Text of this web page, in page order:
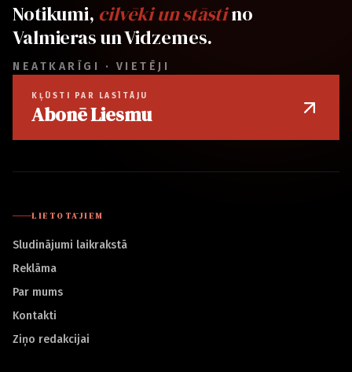
Notikumi, cilvēki un stāstino
Valmieras un Vidzemes.
NEATKARĪGI · VIETĒJI
KĻŪSTI PAR LASĪTĀJU
Abonē Liesmu
LIETOTĀJIEM
Sludinājumi laikrakstā
Reklāma
Par mums
Kontakti
Ziņo redakcijai